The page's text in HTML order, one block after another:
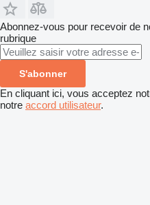
Abonnez-vous pour recevoir de
rubrique
S'abonner
En cliquant ici, vous acceptez
notre accord utilisateur.